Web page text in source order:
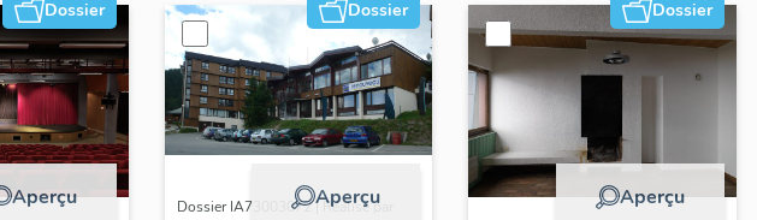
Dossier
Aperçu
Dossier
Aperçu
Dossier IA73003072 | Réalisé par
Dossier
Aperçu